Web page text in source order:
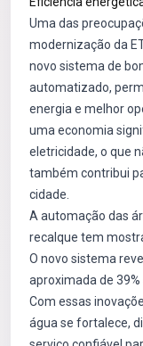
Uma das
modernização da
novo sistema de
automatizado,
energia e melhor
uma economia
eletricidade, o que
também contribui
cidade.
A automação das
recalque tem
O novo sistema
aproximada de
Com essas
água se fortalece,